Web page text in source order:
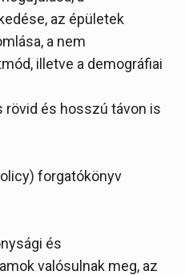
az épületek
a nem
illetve a demográfiai
rövid és hosszú távon is
forgatókönyv
és
valósulnak meg, az